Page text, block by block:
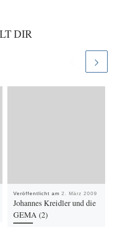
DIR
Veröffentlicht am 2. März 2009
Johannes Kreidler und die
GEMA (2)